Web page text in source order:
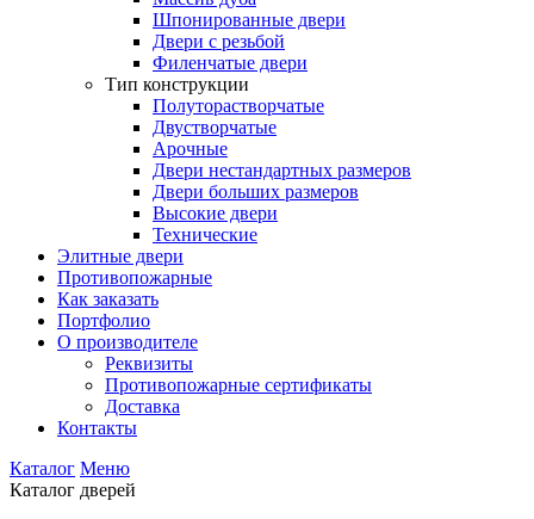
Шпонированные двери
Двери с резьбой
Филенчатые двери
Тип конструкции
Полуторастворчатые
Двустворчатые
Арочные
Двери нестандартных размеров
Двери больших размеров
Высокие двери
Технические
Элитные двери
Противопожарные
Как заказать
Портфолио
О производителе
Реквизиты
Противопожарные сертификаты
Доставка
Контакты
Каталог Меню
Каталог дверей